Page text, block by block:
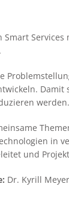
Smart
werden.
in
und
Dr. Kyrill Meyer